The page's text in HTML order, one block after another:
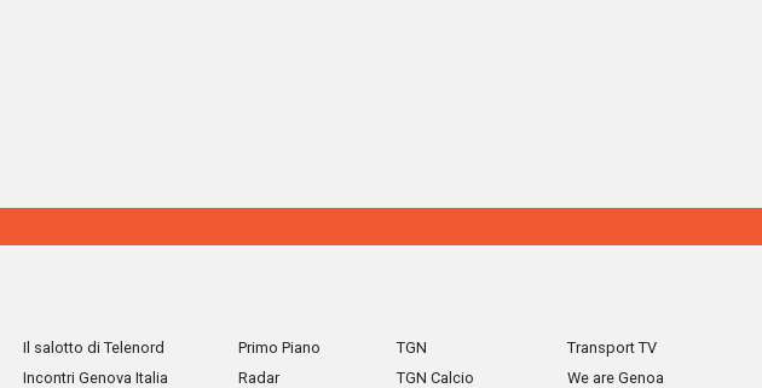
Il salotto di Telenord
Incontri Genova Italia
Primo Piano
Radar
TGN
TGN Calcio
Transport TV
We are Genoa